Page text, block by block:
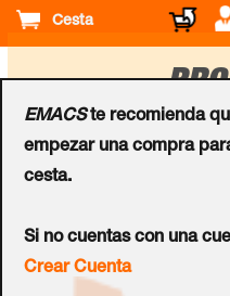
Cesta
EMACSte recomienda
empezar una compra
cesta.
Si no cuentas con una
Crear Cuenta
Programadores
Programador de Tarjetas
UTC™ Advisor Master